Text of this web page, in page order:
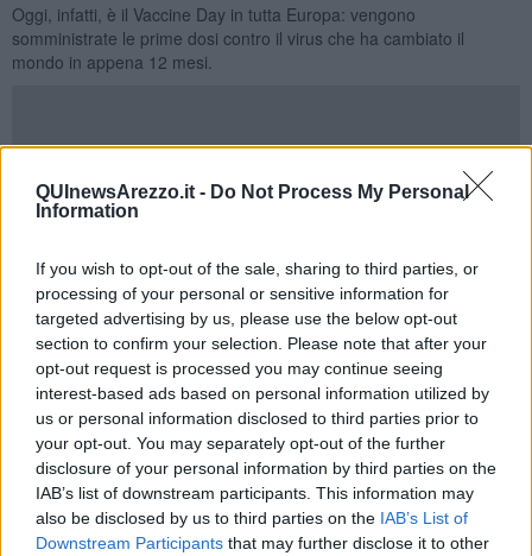
QUInewsArezzo.it - Do Not Process My Personal
Information
If you wish to opt-out of the sale, sharing to third parties, or
processing of your personal or sensitive information for
targeted advertising by us, please use the below opt-out
section to confirm your selection. Please note that after your
opt-out request is processed you may continue seeing
interest-based ads based on personal information utilized by
us or personal information disclosed to third parties prior to
your opt-out. You may separately opt-out of the further
disclosure of your personal information by third parties on the
IAB’s list of downstream participants. This information may
also be disclosed by us to third parties on the IAB’s List of
Downstream Participants that may further disclose it to other
Oggi, infatti, è il Vaccine Day in tutta Europa: vengono
somministrate le prime dosi contro il virus che ha cambiato il
mondo in appena 12 mesi.
GovernatoreEugenio Giani e l’assessore alla sanitàSimone
Bezzinierano davanti alla
è iniziata la preparazione e il confezionamento per gli11
ospedali hub segnalati alla struttura commissariale di Domenico
Arcuri e per l’Rsa di Montedomini. Peril trasportosono state
utilizzate 12 autovetture GSV - ovvero vettori specializzati in
trasporti con il rispetto della catena del freddo.
Arezzo sono stati sorteggiati 45 operatori sanitari. Le prime
tre vaccinazioni, vengono eseguite su unaassistente sanitaria
medico e uninfermiere. L'assessore regionale Simone Bezzini,
insieme al direttore generale della Asl, Antonio D'Urso, presenziano
all'evento al San Donato.